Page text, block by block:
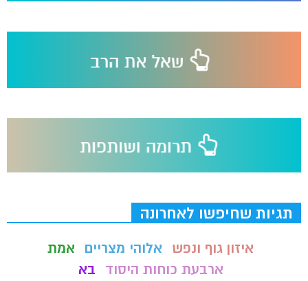
תגיות שחיפשו לאחרונה
איזון גוף ונפש אלוהי מצריים
אמת
ארבעת כוחות היסוד
בא